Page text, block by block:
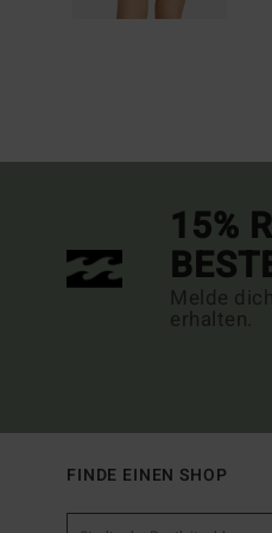
15%
Melde
erhalten.
FINDE EINEN SHOP